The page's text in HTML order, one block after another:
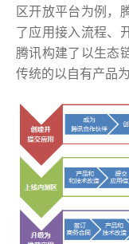
区开放平台为例，
了应用接入流程、
腾讯构建了以生态
传统的以自有产品